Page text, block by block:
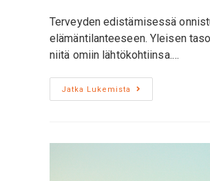
Terveyden edistämisessä
elämäntilanteeseen. Yleisen
niitä omiin lähtökohtiinsa.…
Jatka Lukemista